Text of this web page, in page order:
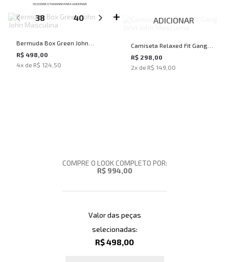
SELECIONE O TAMANHO PARA ADICIONAR
38 40 42 44
Bermuda Box Green John
John Masculina
R$ 498,00
4x de R$ 124,50
ADICIONAR
Camiseta Relaxed Fit Gang
John John Masculina
R$ 298,00
2x de R$ 149,00
COMPRE O LOOK COMPLETO POR:
R$ 994,00
Valor das peças
selecionadas:
R$ 498,00